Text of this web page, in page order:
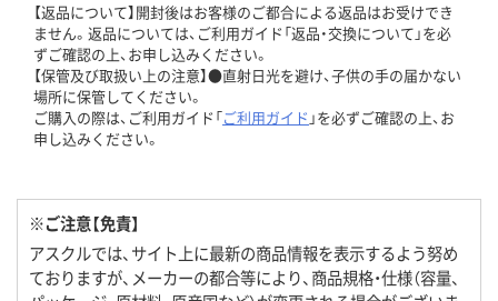
【返品について】開封後はお客様のご都合による返品はお受けでき
ません。返品については、ご利用ガイド「返品・交換について」を必
ずご確認の上、お申し込みください。
【保管及び取扱い上の注意】●直射日光を避け、子供の手の届かない
場所に保管してください。
ご購入の際は、ご利用ガイド「ご利用ガイド 」を必ずご確認の上、お
申し込みください。
※ご注意【免責】
アスクルでは、サイト上に最新の商品情報を表示するよう努め
ておりますが、メーカーの都合等により、商品規格・仕様（容量、